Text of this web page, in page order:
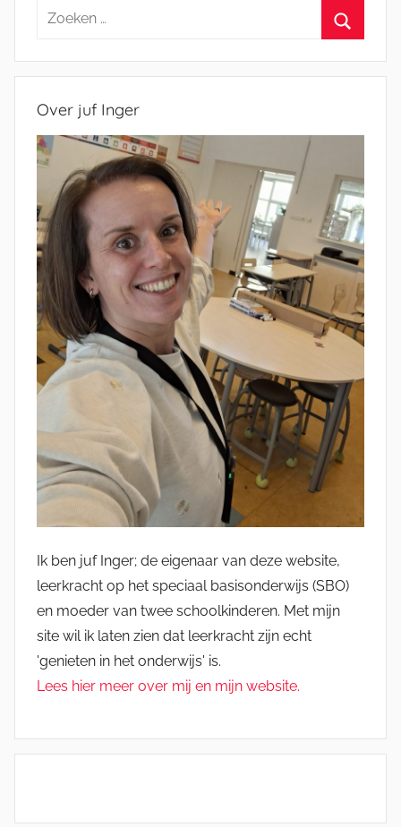
Zoeken
Over juf Inger
Ik ben juf Inger; de eigenaar van deze website,
leerkracht op het speciaal basisonderwijs (SBO)
en moeder van twee schoolkinderen. Met mijn
site wil ik laten zien dat leerkracht zijn echt
'genieten in het onderwijs' is.
Lees hier meer over mij en mijn website.